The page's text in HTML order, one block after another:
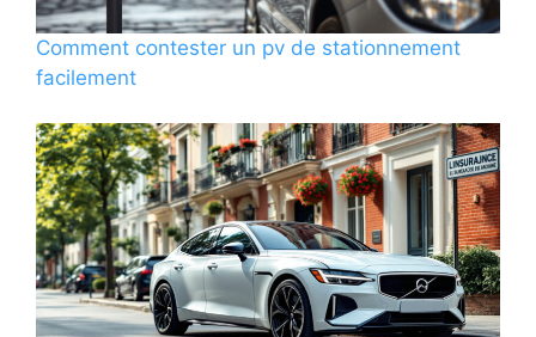
Comment contester un pv de stationnement
facilement